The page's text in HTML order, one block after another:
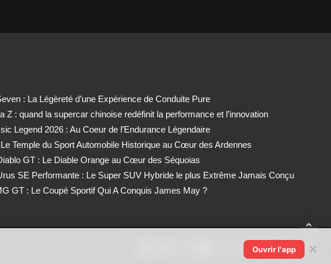
: La Légèreté d’une Expérience de Conduite Pure
Z : quand la supercar chinoise redéfinit la performance et l’innovation
Legend 2026 : Au Coeur de l’Endurance Légendaire
Temple du Sport Automobile Historique au Cœur des Ardennes
GT : Le Diable Orange au Cœur des Séquoias
SE Performante : Le Super SUV Hybride le plus Extrême Jamais Conçu
GT : Le Coupé Sportif Qui A Conquis James May ?
Ouvrir l'app ✕